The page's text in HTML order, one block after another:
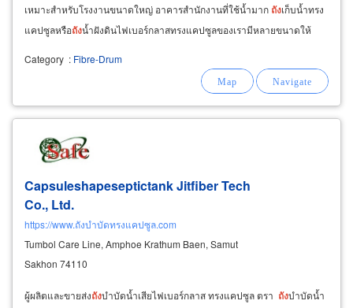
เหมาะสำหรับโรงงานขนาดใหญ่ อาคารสำนักงานที่ใช้น้ำมากถังเก็บน้ำทรง
แคปซูลหรือถังน้ำฝังดินไฟเบอร์กลาสทรงแคปซูลของเรามีหลายขนาดให้
Category : Fibre-Drum
Capsuleshapeseptictank Jitfiber Tech
Co., Ltd.
https://www.ถังบำบัดทรงแคปซูล.com
Tumbol Care Line, Amphoe Krathum Baen, Samut
Sakhon 74110
ผู้ผลิตและขายส่งถังบำบัดน้ำเสียไฟเบอร์กลาส ทรงแคปซูล ตรา ถังบำบัดน้ำ